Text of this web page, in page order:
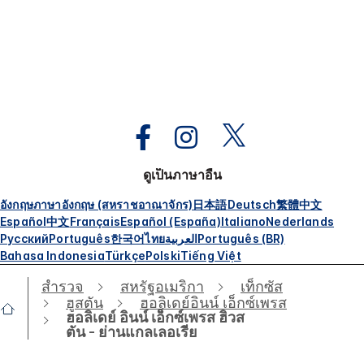
ดูเป็นภาษาอื่น
อังกฤษภาษาอังกฤษ (สหราชอาณาจักร)日本語Deutsch繁體中文
Español中文FrançaisEspañol (España)ItalianoNederlands
РусскийPortuguês한국어ไทยالعربيةPortuguês (BR)
Bahasa IndonesiaTürkçePolskiTiếng Việt
สำรวจ สหรัฐอเมริกา
เท็กซัส
ฮูสตัน
ฮอลิเดย์อินน์ เอ็กซ์เพรส
ฮอลิเดย์ อินน์ เอ็กซ์เพรส ฮิวส
ตัน - ย่านแกลเลอเรีย